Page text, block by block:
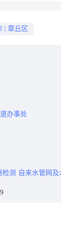
章丘区
办事处
检测 自来水管网